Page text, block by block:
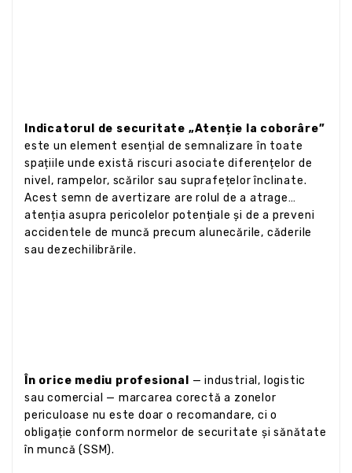
Indicatorul de securitate „Atenție la coborâre”
este un element esențial de semnalizare în toate
spațiile unde există riscuri asociate diferențelor de
nivel, rampelor, scărilor sau suprafețelor înclinate.
Acest semn de avertizare are rolul de a atrage
atenția asupra pericolelor potențiale și de a preveni
accidentele de muncă precum alunecările, căderile
sau dezechilibrările.
În orice mediu profesional — industrial, logistic
sau comercial — marcarea corectă a zonelor
periculoase nu este doar o recomandare, ci o
obligație conform normelor de securitate și sănătate
în muncă (SSM).